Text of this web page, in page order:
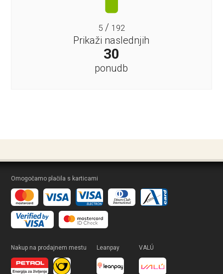
5/ 192
Prikaži naslednjih
30
ponudb
Omogočamo plačila s karticami
Nakup na prodajnem mestu Leanpay VALÚ